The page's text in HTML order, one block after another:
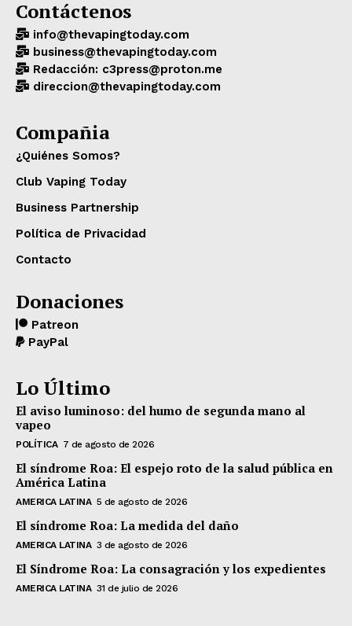
Contáctenos
info@thevapingtoday.com
business@thevapingtoday.com
Redacción: c3press@proton.me
direccion@thevapingtoday.com
Compañia
¿Quiénes Somos?
Club Vaping Today
Business Partnership
Política de Privacidad
Contacto
Donaciones
Patreon
PayPal
Lo Último
El aviso luminoso: del humo de segunda mano al
vapeo
POLÍTICA 7 de agosto de 2026
El síndrome Roa: El espejo roto de la salud pública en
América Latina
AMERICA LATINA 5 de agosto de 2026
El síndrome Roa: La medida del daño
AMERICA LATINA 3 de agosto de 2026
El Síndrome Roa: La consagración y los expedientes
AMERICA LATINA 31 de julio de 2026